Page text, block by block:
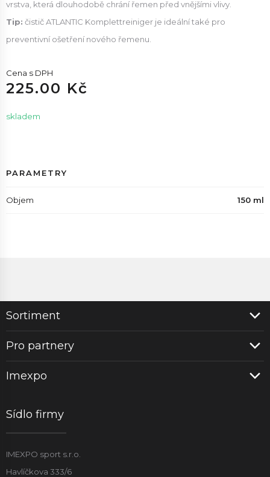
vrstva, která dlouhodobě chrání řemen před vnějšími vlivy.
Tip: čistič ATLANTIC Komplettreiniger je ideální také pro
preventivní ošetření nového řemenu.
Cena s DPH
225.00 Kč
skladem
PARAMETRY
Objem 150 ml
Sortiment
Pro partnery
Imexpo
Sídlo firmy
IMEXPO sport s.r.o.
Havlíčkova 333/6